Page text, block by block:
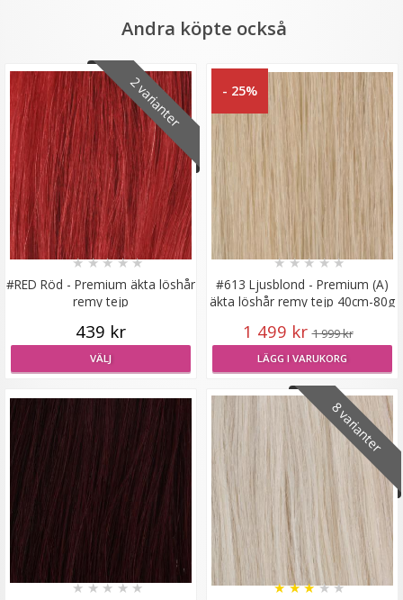
Syntetiskt löshår Gloriatråd rakt - Platinablond
#613A/1001B
★★ ★★
199 kr
VÄLJ
Diadem små rosor till Midsommar
Andra köpte också
2 varianter
#RED Röd - Premium äkta löshår
remy tejp
★★★★★
439 kr
VÄLJ
- 25%
#613 Ljusblond - Premium (A)
äkta löshår remy tejp 40cm-80g
★★★★★
1 499 kr 1 999 kr
LÄGG I VARUKORG
★★★★★
8 varianter
★★★★★